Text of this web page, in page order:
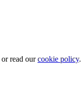
or read ourcookie policy.